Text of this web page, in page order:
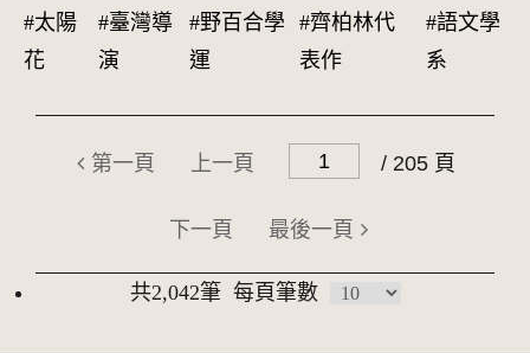
#太陽
花
#臺灣導
演
#野百合學
運
#齊柏林代
表作
#語文學
系
第一頁 上一頁 / 205 頁
下一頁 最後一頁
共2,042筆 每頁筆數